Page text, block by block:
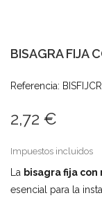
BISAGRA FIJA
Referencia:
2,72 €
Impuestos incluidos
La bisagra fija
esencial para la